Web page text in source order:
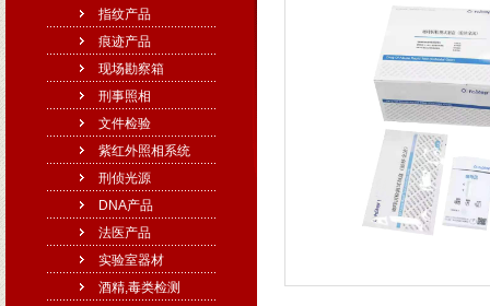
指纹产品
痕迹产品
现场勘察箱
刑事照相
文件检验
紫红外照相系统
刑侦光源
DNA产品
法医产品
实验室器材
酒精,毒类检测